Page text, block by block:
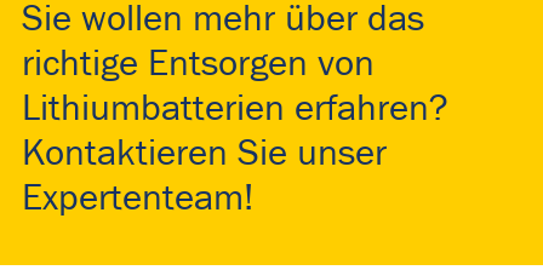
Sie wollen mehr über das
richtige Entsorgen von
Lithiumbatterien erfahren?
Kontaktieren Sie unser
Expertenteam!